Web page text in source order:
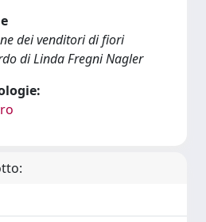
dei venditori di fiori
di Linda Fregni Nagler